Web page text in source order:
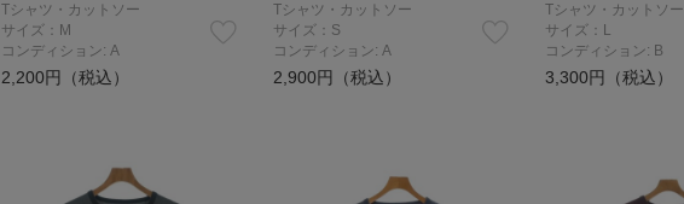
Tシャツ・カットソー
サイズ：M
コンディション: A
2,200円（税込）
Tシャツ・カットソー
サイズ：S
コンディション: A
2,900円（税込）
Tシャツ・カットソー
サイズ：L
コンディション: B
3,300円（税込）